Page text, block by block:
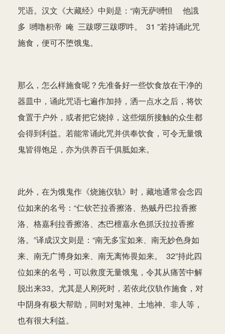
咒语。汉文《大藏经》中则是：“南无萨嚩怛 他誐
多 嚩噜枳帝 唵 三跋啰三跋啰吽。 31 ”若持诵此咒
施食，便可不堕饿鬼。
那么，怎么样施食呢？先准备好一些饮食放在干净的
器皿中，诵此咒语七遍作加持，洒一点水之后，将饮
食置于户外，或者把它烧掉，这些烟所接触的众生都
会得到利益。若能常诵此咒并供奉饮食，可令无量饿
鬼皆得饱足，亦为供养百千俱胝如来。
此外，在为饿鬼作《烧施仪轨》时，藏地通常会念四
位如来的名号：“仁钦芒拉香擦洛、热贼丹巴拉香擦
洛、格嘉利拉香擦洛、杰巴檀嘉永色抓沃拉拉香擦
洛。”译成汉文则是：“南无多宝如来、南无妙色身如
来、南无广博身如来、南无离怖畏如来。 32”持此四
位如来的名号，可以救度无量饿鬼，令其从痛苦中解
脱出来33。尤其是人刚死时，若依此仪轨作施食，对
中阴身有极大帮助，同时对鬼神、土地神、非人等，
也有很大利益。